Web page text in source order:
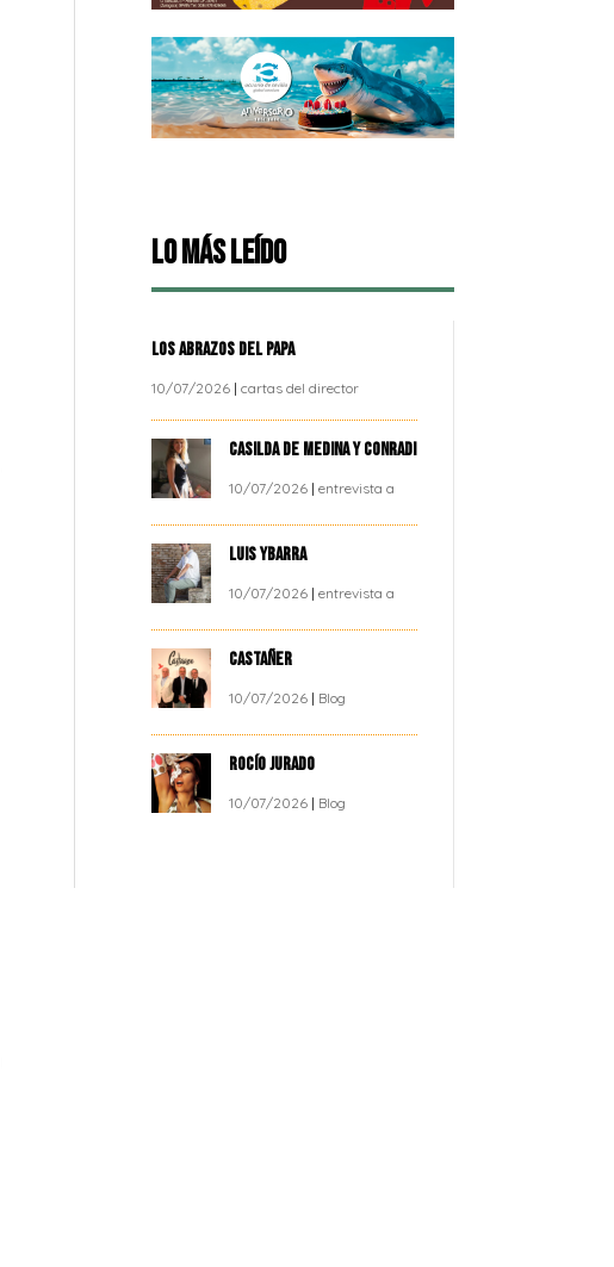
Lo más leído
LOS ABRAZOS DEL PAPA
10/07/2026 |cartas del director
CASILDA DE MEDINA Y CONRADI
10/07/2026 |entrevista a
LUIS YBARRA
10/07/2026 |entrevista a
CASTAÑER
10/07/2026 | Blog
ROCÍO JURADO
10/07/2026 | Blog